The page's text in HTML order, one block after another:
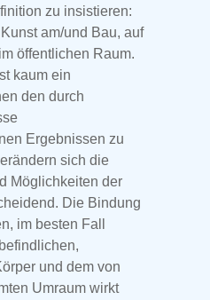
zu insistieren:
am/und Bau, auf
öffentlichen Raum.
kaum ein
den durch
Ergebnissen zu
sich die
Möglichkeiten der
Die Bindung
im besten Fall
und dem von
Umraum wirkt